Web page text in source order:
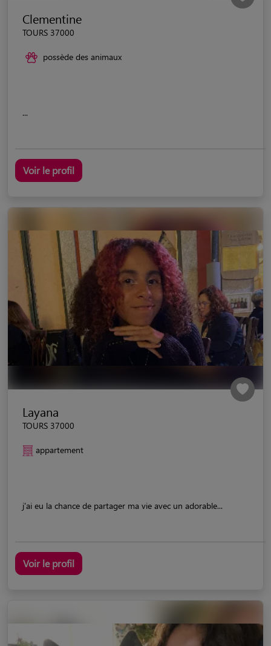
Clementine
TOURS 37000
possède des animaux
...
Voir le profil
Layana
TOURS 37000
appartement
j'ai eu la chance de partager ma vie avec un adorable...
Voir le profil